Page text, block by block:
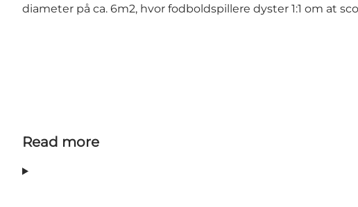
diameter på ca. 6m2, hvor fodboldspillere dyster 1:1 om at
Read more